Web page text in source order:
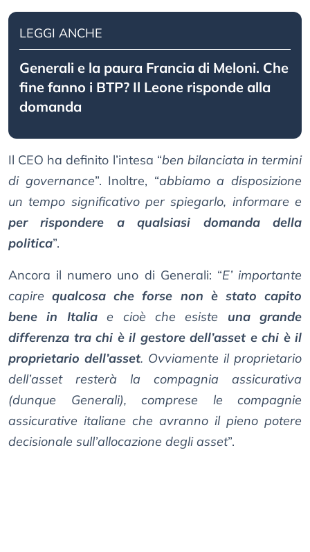
LEGGI ANCHE
Generali e la paura Francia di Meloni. Che
fine fanno i BTP? Il Leone risponde alla
domanda
Il CEO ha definito l’intesa “ben bilanciata in termini
di governance”. Inoltre, “abbiamo a disposizione
un tempo significativo per spiegarlo, informare e
per rispondere a qualsiasi domanda della
politica”.
Ancora il numero uno di Generali: “E’ importante
capirequalcosa che forse non è stato capito
bene in Italiae cioè che esiste una grande
differenza tra chi è il gestore dell’asset e chi è il
proprietario dell’asset. Ovviamente il proprietario
dell’asset resterà la compagnia assicurativa
(dunque Generali), comprese le compagnie
assicurative italiane che avranno il pieno potere
decisionale sull’allocazione degli asset”.